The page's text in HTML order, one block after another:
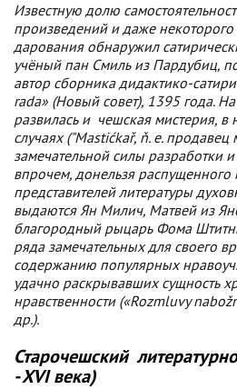
Известную долю
произведений и даже некоторого
дарования обнаружил
учёный пан Смиль из Пардубиц,
автор сборника дидактико-
rada» (Новый совет), 1395 года.
развилась и чешская мистерия, в
случаях ("Mastićkař, ň. е. продавец
замечательной силы разработки и
впрочем, донельзя распущенного
представителей литературы
выдаются Ян Милич, Матвей из
благородный рыцарь Фома
ряда замечательных для своего
содержанию популярных
удачно раскрывавших сущность
нравственности («Rozmluvy
др.).
Старочешский
- XVI века)